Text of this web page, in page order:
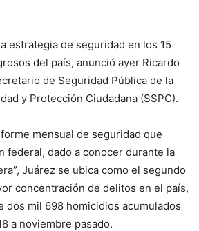
estrategia de seguridad en los 15
del país, anunció ayer Ricardo
de Seguridad Pública de la
y Protección Ciudadana (SSPC).
mensual de seguridad que
federal, dado a conocer durante la
Juárez se ubica como el segundo
concentración de delitos en el país,
dos mil 698 homicidios acumulados
a noviembre pasado.